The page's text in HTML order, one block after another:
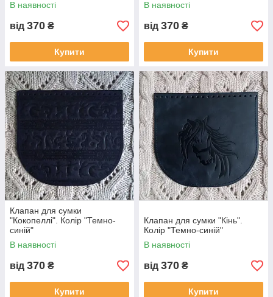
В наявності
від 370 ₴
Купити
В наявності
від 370 ₴
Купити
Клапан для сумки
"Кокопеллi". Колір "Темно-
синій"
В наявності
від 370 ₴
Купити
Клапан для сумки "Кiнь".
Колір "Темно-синій"
В наявності
від 370 ₴
Купити